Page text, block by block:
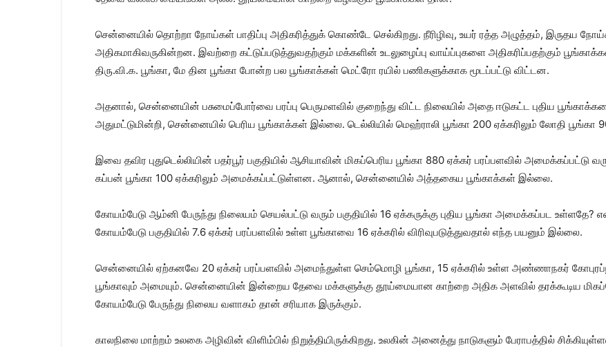
சென்னையில் தொற்றா நோய்கள் பாதிப்பு அதிகரித்துக் கொண்டே செல்கிறது. நீரிழிவு, உயர் ரத்த அழுத்தம், இருதய
அதிகமாகிவருகின்றன. இவற்றை கட்டுப்படுத்துவதற்கும் மக்களின் உடலுழைப்பு வாய்ப்புகளை அதிகரிப்பதற்கும்
திரு.வி.க. பூங்கா, மே தின பூங்கா போன்ற பல பூங்காக்கள் மெட்ரோ ரயில் பணிகளுக்காக மூடப்பட்டு விட்டன.
அதனால், சென்னையின் பசுமைப்போர்வை பரப்பு பெருமளவில் குறைந்து விட்ட நிலையில் அதை ஈடுகட்ட புதிய
அதுமட்டுமின்றி, சென்னையில் பெரிய பூங்காக்கள் இல்லை. டெல்லியில் மெஹ்ராலி பூங்கா 200 ஏக்கரிலும் லோதி
இவை தவிர புதுடெல்லியின் பதர்பூர் பகுதியில் ஆசியாவின் மிகப்பெரிய பூங்கா 880 ஏக்கர் பரப்பளவில் அமைக்கப்பட்டு
கப்பன் பூங்கா 100 ஏக்கரிலும் அமைக்கப்பட்டுள்ளன. ஆனால், சென்னையில் அத்தகைய பூங்காக்கள் இல்லை.
கோயம்பேடு ஆம்னி பேருந்து நிலையம் செயல்பட்டு வரும் பகுதியில் 16 ஏக்கருக்கு புதிய பூங்கா அமைக்கப்பட உள்ளதே?
கோயம்பேடு பகுதியில் 7.6 ஏக்கர் பரப்பளவில் உள்ள பூங்காவை 16 ஏக்கரில் விரிவுபடுத்துவதால் எந்த பயனும் இல்லை.
சென்னையில் ஏற்கனவே 20 ஏக்கர் பரப்பளவில் அமைந்துள்ள செம்மொழி பூங்கா, 15 ஏக்கரில் உள்ள அண்ணாநகர்
பூங்காவும் அமையும். சென்னையின் இன்றைய தேவை மக்களுக்கு தூய்மையான காற்றை அதிக அளவில் தரக்கூடிய
கோயம்பேடு பேருந்து நிலைய வளாகம் தான் சரியாக இருக்கும்.
காலநிலை மாற்றம் உலகை அழிவின் விளிம்பில் நிறுத்தியிருக்கிறது. உலகின் அனைத்து நாடுகளும் பேராபத்தில்